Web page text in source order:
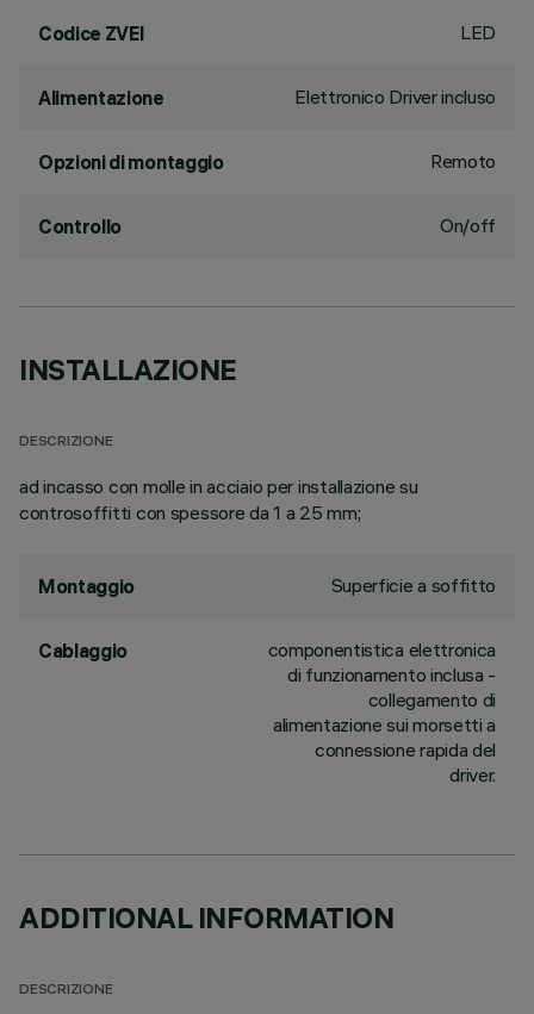
Codice ZVEI LED
Alimentazione Elettronico Driver incluso
Opzioni di montaggio Remoto
Controllo On/off
INSTALLAZIONE
DESCRIZIONE
ad incasso con molle in acciaio per installazione su
controsoffitti con spessore da 1 a 25 mm;
Montaggio Superficie a soffitto
Cablaggio
componentistica elettronica
di funzionamento inclusa -
collegamento di
alimentazione sui morsetti a
connessione rapida del
driver.
ADDITIONAL INFORMATION
DESCRIZIONE